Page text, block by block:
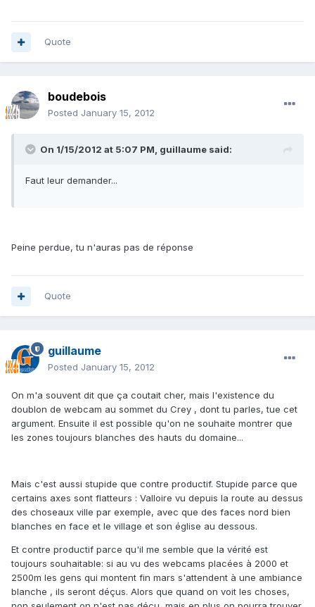
Quote
boudebois
Posted January 15, 2012
On 1/15/2012 at 5:07 PM, guillaume said:
Faut leur demander...
Peine perdue, tu n'auras pas de réponse
Quote
guillaume
Posted January 15, 2012
On m'a souvent dit que ça coutait cher, mais l'existence du
doublon de webcam au sommet du Crey , dont tu parles, tue cet
argument. Ensuite il est possible qu'on ne souhaite montrer que
les zones toujours blanches des hauts du domaine...
Mais c'est aussi stupide que contre productif. Stupide parce que
certains axes sont flatteurs : Valloire vu depuis la route au dessus
des choseaux ville par exemple, avec que des faces nord bien
blanches en face et le village et son église au dessous.
Et contre productif parce qu'il me semble que la vérité est
toujours souhaitable: si au vu des webcams placées à 2000 et
2500m les gens qui montent fin mars s'attendent à une ambiance
blanche , ils seront déçus. Alors que quand on voit les choses,